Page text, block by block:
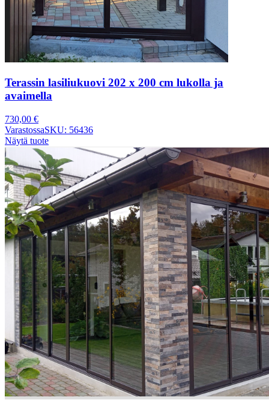
Terassin lasiliukuovi 202 x 200 cm lukolla ja
avaimella
730,00 €
VarastossaSKU: 56436
Näytä tuote